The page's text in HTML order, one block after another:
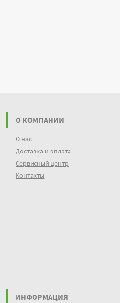
О КОМПАНИИ
О нас
Доставка и оплата
Сервисный центр
Контакты
ИНФОРМАЦИЯ